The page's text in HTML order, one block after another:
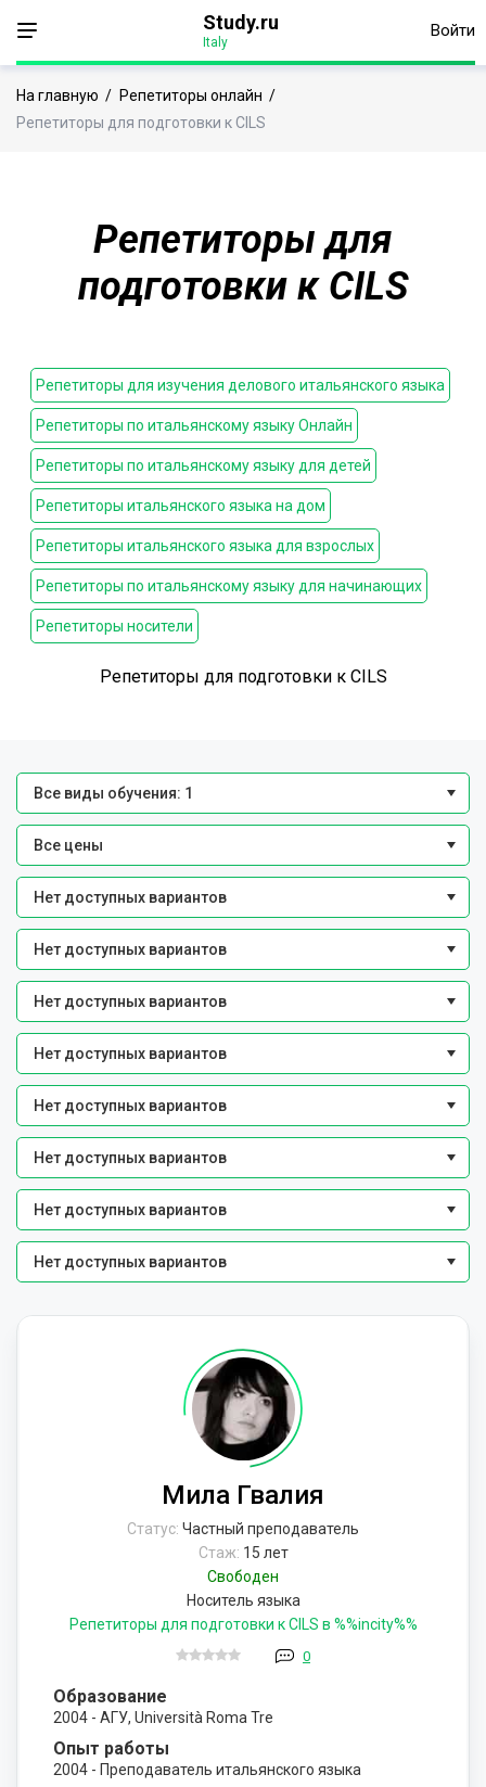
Study.ru
Italy
Войти
На главную / Репетиторы онлайн /
Репетиторы для подготовки к CILS
Репетиторы для
подготовки к CILS
Репетиторы для изучения делового итальянского языка
Репетиторы по итальянскому языку Онлайн
Репетиторы по итальянскому языку для детей
Репетиторы итальянского языка на дом
Репетиторы итальянского языка для взрослых
Репетиторы по итальянскому языку для начинающих
Репетиторы носители
Репетиторы для подготовки к CILS
Все виды обучения: 1
Все цены
Нет доступных вариантов
Нет доступных вариантов
Нет доступных вариантов
Нет доступных вариантов
Нет доступных вариантов
Нет доступных вариантов
Нет доступных вариантов
Нет доступных вариантов
Мила Гвалия
Статус: Частный преподаватель
Стаж: 15 лет
Свободен
Носитель языка
Репетиторы для подготовки к CILS в %%incity%%
0
Образование
2004 - АГУ, Università Roma Tre
Опыт работы
2004 - Преподаватель итальянского языка